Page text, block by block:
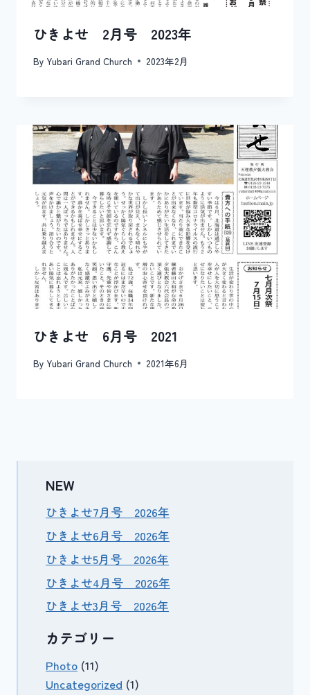
ひきよせ 2月号 2023年
By Yubari Grand Church 2023年2月
ひきよせ 6月号 2021
By Yubari Grand Church 2021年6月
NEW
ひきよせ7月号 2026年
ひきよせ6月号 2026年
ひきよせ5月号 2026年
ひきよせ4月号 2026年
ひきよせ3月号 2026年
カテゴリー
Photo (11)
Uncategorized (1)